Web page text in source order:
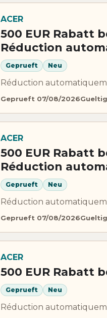
ACER
500 EUR Rabatt
Réduction
Geprueft Neu
Réduction
Geprueft 07/08/2026
ACER
500 EUR Rabatt
Réduction
Geprueft Neu
Réduction
Geprueft 07/08/2026
ACER
500 EUR Rabatt
Geprueft Neu
Réduction